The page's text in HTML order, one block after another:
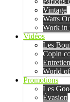
Vintage
Watts
Work in
Vidéos
Les
Copin
Entretien
World
Promotions
Les
Évasion